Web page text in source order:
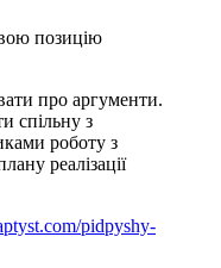
позицію
про аргументи.
спільну з
роботу з
реалізації
pidpyshy-